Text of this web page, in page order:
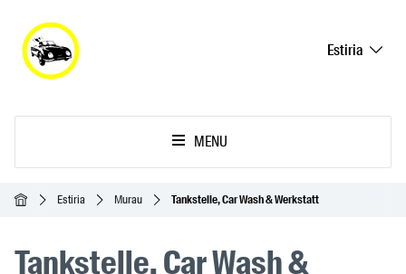
Estiria
MENU
Inicio Estiria Murau Tankstelle, Car Wash & Werkstatt
Tankstelle, Car Wash &